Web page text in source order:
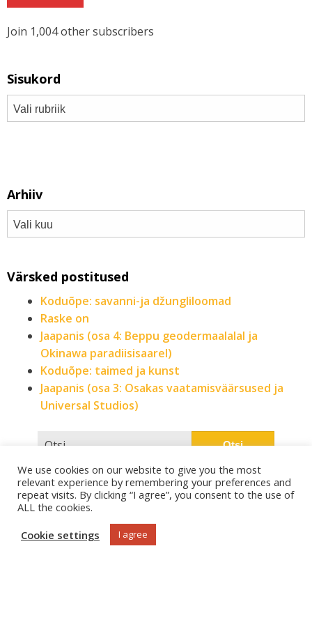
Join 1,004 other subscribers
Sisukord
Arhiiv
Värsked postitused
Koduõpe: savanni-ja džungliloomad
Raske on
Jaapanis (osa 4: Beppu geodermaalalal ja
Okinawa paradiisisaarel)
Koduõpe: taimed ja kunst
Jaapanis (osa 3: Osakas vaatamisväärsused ja
Universal Studios)
Käesoleval veebilehel kirjeldatu on minu isiklik kogemus ja
teadmised. Veebilehe sisu on meelelahutusliku ja
We use cookies on our website to give you the most
relevant experience by remembering your preferences and
repeat visits. By clicking “I agree”, you consent to the use of
ALL the cookies.
Cookie settings
I agree